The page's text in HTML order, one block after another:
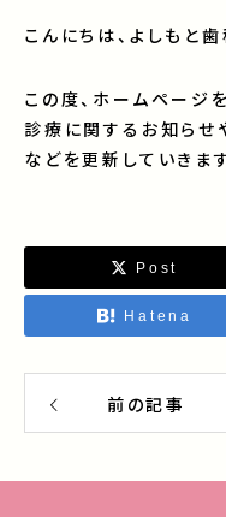
こんにちは、よしもと歯
この度、ホームページ
診療に関するお知らせ
などを更新していきま
Post
Hatena
前の記事